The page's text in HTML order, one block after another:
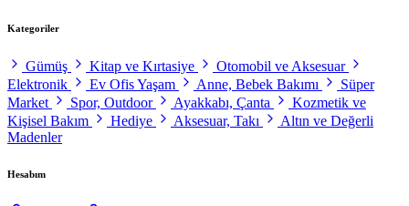
Kategoriler
Gümüş Kitap ve Kırtasiye
Otomobil ve Aksesuar
Elektronik
Ev Ofis Yaşam Anne, Bebek Bakımı
Süper
Market
Spor, Outdoor Ayakkabı, Çanta
Kozmetik ve
Kişisel Bakım
Hediye Aksesuar, Takı
Altın ve Değerli
Madenler
Hesabım